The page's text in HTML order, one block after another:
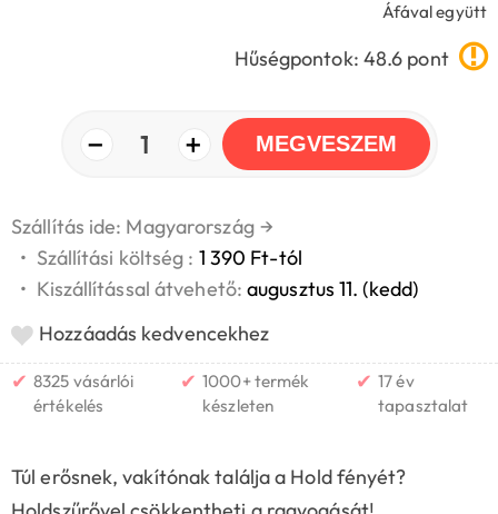
Áfával együtt
Hűségpontok: 48.6 pont
− 1 + MEGVESZEM
Szállítás ide: Magyarország →
• Szállítási költség : 1 390 Ft-tól
• Kiszállítással átvehető:augusztus 11. (kedd)
Hozzáadás kedvencekhez
✔ 8325 vásárlói
értékelés
✔ 1000+ termék
készleten
✔ 17 év
tapasztalat
Túl erősnek, vakítónak találja a Hold fényét?